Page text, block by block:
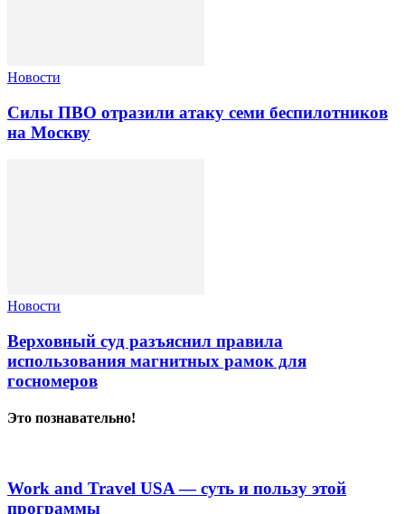
Новости
Силы ПВО отразили атаку семи беспилотников
на Москву
Новости
Верховный суд разъяснил правила
использования магнитных рамок для
госномеров
Это познавательно!
Work and Travel USA — суть и пользу этой
программы